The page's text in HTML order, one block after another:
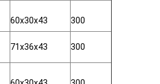
60x30x43 300
71x36x43 300